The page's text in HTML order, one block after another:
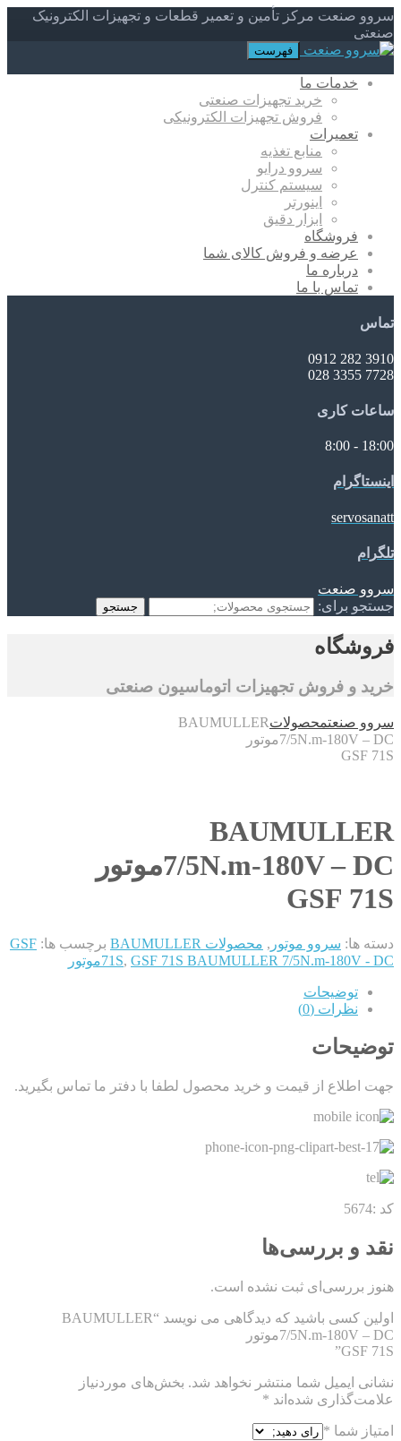
سروو صنعت مرکز تأمین و تعمیر قطعات و تجهیزات الکترونیک
صنعتی
فهرست
خدمات ما
خرید تجهیزات صنعتی
فروش تجهیزات الکترونیکی
تعمیرات
منابع تغذیه
سروو درایو
سیستم کنترل
اینورتر
ابزار دقیق
فروشگاه
عرضه و فروش کالای شما
درباره ما
تماس با ما
تماس
3910 282 0912
7728 3355 028
ساعات کاری
18:00 - 8:00
اینستاگرام
servosanatt
تلگرام
سروو صنعت
جستجو برای:
جستجو
فروشگاه
خرید و فروش تجهیزات اتوماسیون صنعتی
سروو صنعتمحصولاتBAUMULLER
7/5N.m-180V – DCموتور
GSF 71S
BAUMULLER
7/5N.m-180V – DCموتور
GSF 71S
دسته ها: سروو موتور , محصولات BAUMULLER برچسب ها: GSF
71S, GSF 71S BAUMULLER 7/5N.m-180V - DCموتور
توضیحات
نظرات (0)
توضیحات
جهت اطلاع از قیمت و خرید محصول لطفا با دفتر ما تماس بگیرید.
کد :5674
نقد و بررسی‌ها
هنوز بررسی‌ای ثبت نشده است.
اولین کسی باشید که دیدگاهی می نویسد “BAUMULLER
7/5N.m-180V – DCموتور
GSF 71S”
نشانی ایمیل شما منتشر نخواهد شد. بخش‌های موردنیاز
علامت‌گذاری شده‌اند *
امتیاز شما *